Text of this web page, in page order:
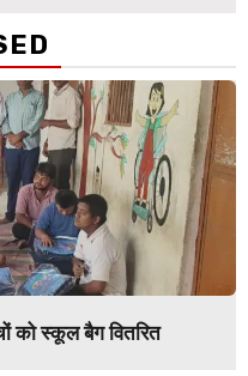
को स्कूल बैग वितरित